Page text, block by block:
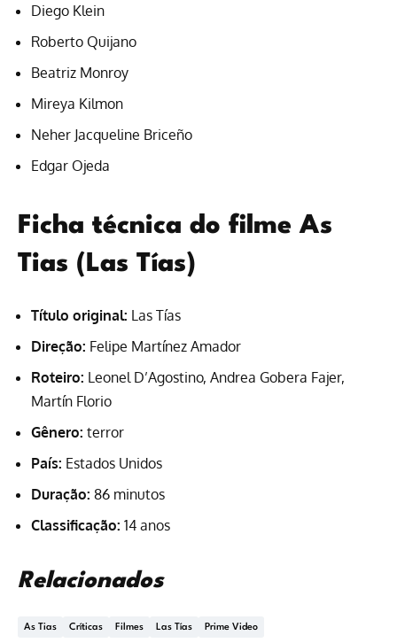
Diego Klein
Roberto Quijano
Beatriz Monroy
Mireya Kilmon
Neher Jacqueline Briceño
Edgar Ojeda
Ficha técnica do filme As
Tias (Las Tías)
Título original: Las Tías
Direção: Felipe Martínez Amador
Roteiro: Leonel D’Agostino, Andrea Gobera Fajer,
Martín Florio
Gênero: terror
País: Estados Unidos
Duração: 86 minutos
Classificação: 14 anos
Relacionados
As Tias Críticas Filmes Las Tías Prime Video